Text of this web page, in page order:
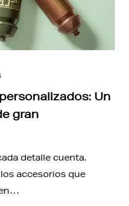
Un
gran
detalle cuenta.
accesorios que